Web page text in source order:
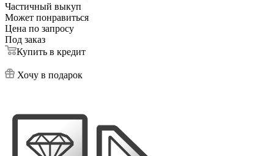
Частичный выкуп
Может понравиться
Цена по запросу
Под заказ
Купить в кредит
Хочу в подарок